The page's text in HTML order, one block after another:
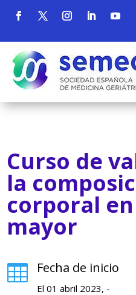
Curso de
la
corporal
mayor
 Fecha de inicio
El 01 abril 2023, -